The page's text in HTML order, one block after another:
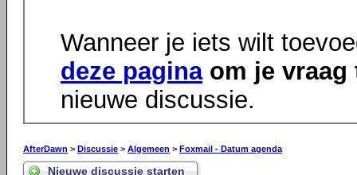
Wanneer je iets wilt
deze paginaom je vraag
nieuwe discussie.
AfterDawn > Discussie > Algemeen > Foxmail - Datum agenda
Nieuwe discussie starten